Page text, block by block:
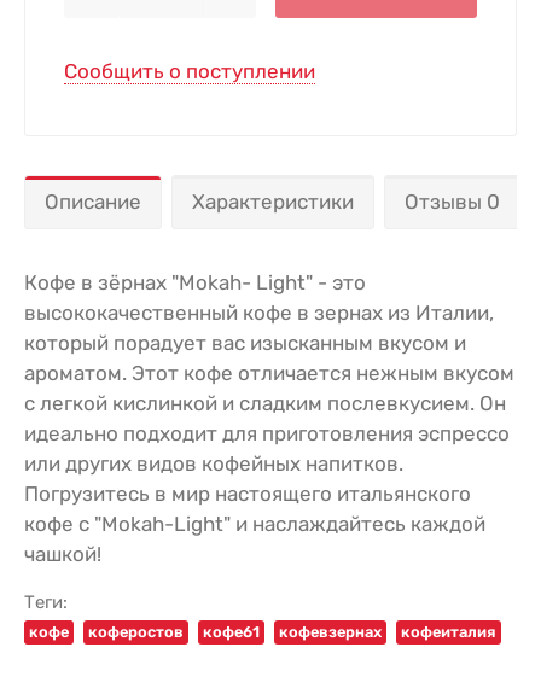
Сообщить о поступлении
Описание Характеристики Отзывы 0
Кофе в зёрнах "Mokah- Light" - это
высококачественный кофе в зернах из Италии,
который порадует вас изысканным вкусом и
ароматом. Этот кофе отличается нежным вкусом
с легкой кислинкой и сладким послевкусием. Он
идеально подходит для приготовления эспрессо
или других видов кофейных напитков.
Погрузитесь в мир настоящего итальянского
кофе с "Mokah-Light" и наслаждайтесь каждой
чашкой!
Теги:
кофе коферостов кофе61 кофевзернах кофеиталия